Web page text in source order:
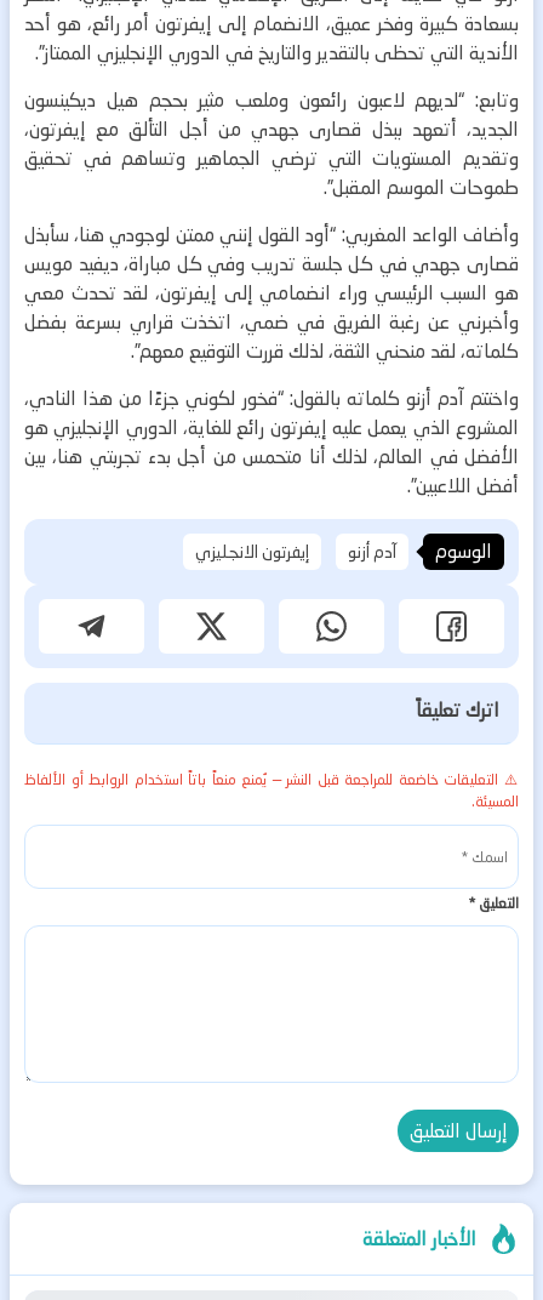
بسعادة كبيرة وفخر عميق، الانضمام إلى إيفرتون أمر رائع، هو أحد
الأندية التي تحظى بالتقدير والتاريخ في الدوري الإنجليزي الممتاز”.
وتابع: “لديهم لاعبون رائعون وملعب مثير بحجم هيل ديكينسون
الجديد، أتعهد ببذل قصارى جهدي من أجل التألق مع إيفرتون،
وتقديم المستويات التي ترضي الجماهير وتساهم في تحقيق
طموحات الموسم المقبل”.
وأضاف الواعد المغربي: “أود القول إنني ممتن لوجودي هنا، سأبذل
قصارى جهدي في كل جلسة تدريب وفي كل مباراة، ديفيد مويس
هو السبب الرئيسي وراء انضمامي إلى إيفرتون، لقد تحدث معي
وأخبرني عن رغبة الفريق في ضمي، اتخذت قراري بسرعة بفضل
كلماته، لقد منحني الثقة، لذلك قررت التوقيع معهم”.
واختتم آدم أزنو كلماته بالقول: “فخور لكوني جزءًا من هذا النادي،
المشروع الذي يعمل عليه إيفرتون رائع للغاية، الدوري الإنجليزي هو
الأفضل في العالم، لذلك أنا متحمس من أجل بدء تجربتي هنا، بين
أفضل اللاعبين”.
الوسوم آدم أزنو إيفرتون الانجليزي
اترك تعليقاً
⚠️ التعليقات خاضعة للمراجعة قبل النشر — يُمنع منعاً باتاً استخدام الروابط أو الألفاظ
المسيئة.
التعليق*
الأخبار المتعلقة